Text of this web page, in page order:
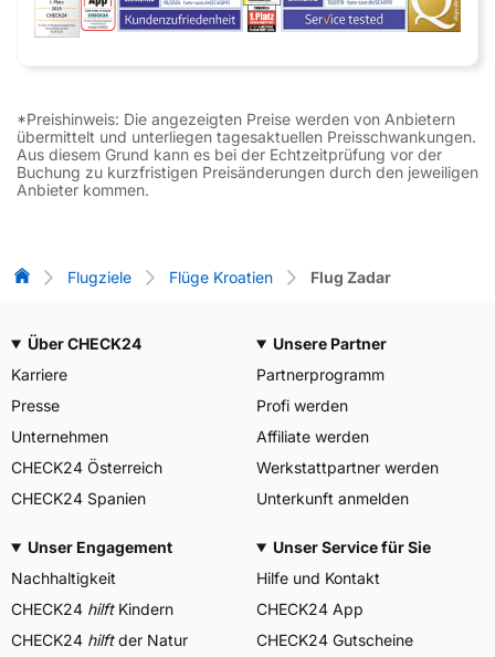
*Preishinweis: Die angezeigten Preise werden von Anbietern
übermittelt und unterliegen tagesaktuellen Preisschwankungen.
Aus diesem Grund kann es bei der Echtzeitprüfung vor der
Buchung zu kurzfristigen Preisänderungen durch den jeweiligen
Anbieter kommen.
Flug-Vergleich
Flugziele Flüge Kroatien Flug Zadar
Über CHECK24
Karriere
Presse
Unternehmen
CHECK24 Österreich
CHECK24 Spanien
Unsere Partner
Partnerprogramm
Profi werden
Affiliate werden
Werkstattpartner werden
Unterkunft anmelden
Unser Engagement
Nachhaltigkeit
CHECK24 hilftKindern
CHECK24 hilftder Natur
Unser Service für Sie
Hilfe und Kontakt
CHECK24 App
CHECK24 Gutscheine